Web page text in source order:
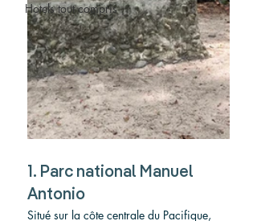
Hotels tout compris
1. Parc national Manuel
Antonio
Situé sur la côte centrale du Pacifique,